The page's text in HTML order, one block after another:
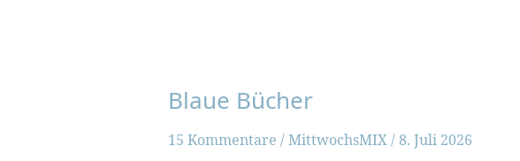
Blaue Bücher
15 Kommentare /MittwochsMIX/8. Juli 2026